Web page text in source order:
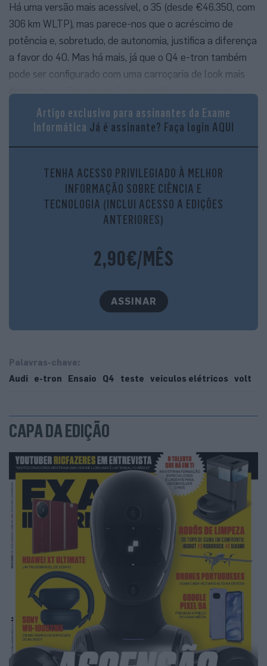
Há uma versão mais acessível, o 35 (desde €46.350, com
306 km WLTP), mas parece-nos que o acréscimo de
potência e, sobretudo, de autonomia, justifica a diferença
a favor do 40. Mas há mais, já que o Q4 e-tron também
pode ser configurado com uma carroçaria de look mais
outro 100% elétrico está disponível com tantas
variantes o que é, só por si, um trunfo importante. E que o
opinião, algo ‘apagados’.
Tratando-se de um Audi, esperávamos uma elevada
qualidade de construção e materiais nobres. E foi o que
encontrámos. Claramente acima dos ‘irmãos’ Volkswagen
ID.4 e Skoda Enyaq. Tudo tem um ar mais premium,
sobretudo no interior, onde se nota a atenção dada ao
detalhe, mesmo em zonas abaixo da linha de visão.
Gostámos do design angular do tablier; do ‘agarrar’ e
formato do volante (achado nos ‘pólos’); do
posicionamento dos generosos ventiladores, que
permitem uma grande dispersão do fluxo de ar, evitando
concentrações de ar fresco ou quente em partes
específicas do corpo dos passageiros; do conforto e
envolvência dos bancos frontais (com zona de apoio das
coxas configurável); e dos vários espaços de arrumação.
A utilização de uma plataforma criada exclusivamente
Artigo exclusivo para assinantes da Exame
Informática Já é assinante? Faça login AQUI
TENHA ACESSO PRIVILEGIADO À MELHOR
INFORMAÇÃO SOBRE CIÊNCIA E
TECNOLOGIA (INCLUI ACESSO A EDIÇÕES
ANTERIORES)
2,90€/MÊS
ASSINAR
Palavras-chave:
Audi
e-tron Ensaio Q4 teste veiculos elétricos volt
CAPA DA EDIÇÃO